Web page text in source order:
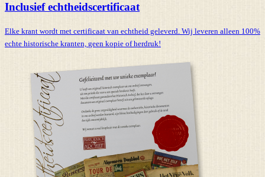
Inclusief echtheidscertificaat
Elke krant wordt met certificaat van echtheid geleverd. Wij leveren alleen 100%
echte historische kranten, geen kopie of herdruk!